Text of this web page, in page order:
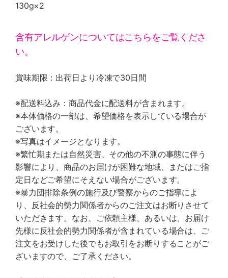
130g×2
含有アレルゲンについてはこちらをご覧くださ
い。
賞味期限：出荷日より冷凍で30日間
※配送料込み：商品代金に配送料が含まれます。
※本体価格の一部は、希望価格を表示している場合が
ございます。
※写真はイメージとなります。
※繁忙期または自然災害、その他の不測の事態に伴う
影響により、商品のお届けが困難な地域、またはご指
定日などご希望にそえない場合がございます。
※暴力団排除条例の施行及び警察からのご指導によ
り、反社会的勢力関係者からのご注文はお断りさせて
いただきます。なお、ご依頼主様、あるいは、お届け
先様に反社会的勢力関係者が含まれている場合は、ご
注文をお受けした後でもお取引をお断りすることがご
ざいますので、ご了承ください。